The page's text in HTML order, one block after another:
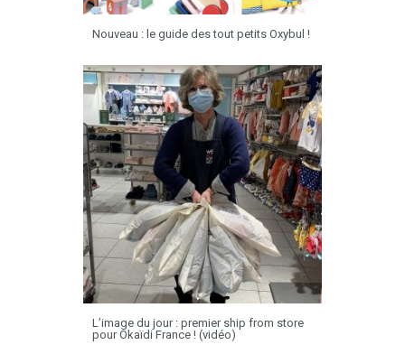
Nouveau : le guide des tout petits Oxybul !
L’image du jour : premier ship from store
pour Okaïdi France ! (vidéo)